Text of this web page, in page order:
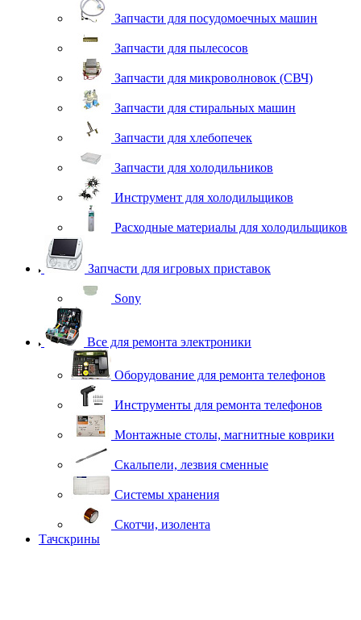
Запчасти для посудомоечных машин
Запчасти для пылесосов
Запчасти для микроволновок (СВЧ)
Запчасти для стиральных машин
Запчасти для хлебопечек
Запчасти для холодильников
Инструмент для холодильщиков
Расходные материалы для холодильщиков
Запчасти для игровых приставок
Sony
Все для ремонта электроники
Оборудование для ремонта телефонов
Инструменты для ремонта телефонов
Монтажные столы, магнитные коврики
Скальпели, лезвия сменные
Системы хранения
Скотчи, изолента
Тачскрины